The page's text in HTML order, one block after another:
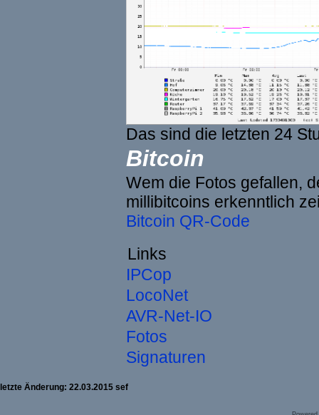
Das sind die letzten 24
Bitcoin
Wem die Fotos gefallen,
millibitcoins erkenntlich
Bitcoin QR-Code
Links
IPCop
LocoNet
AVR-Net-IO
Fotos
Signaturen
letzte Änderung: 22.03.2015 sef